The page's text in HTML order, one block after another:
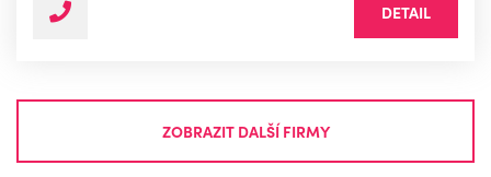
DETAIL
ZOBRAZIT DALŠÍ FIRMY